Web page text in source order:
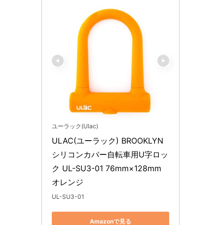
ユーラック(Ulac)
ULAC(ユーラック) BROOKLYN
シリコンカバー自転車用U字ロッ
ク UL-SU3-01 76mm×128mm
オレンジ
UL-SU3-01
Amazonで見る